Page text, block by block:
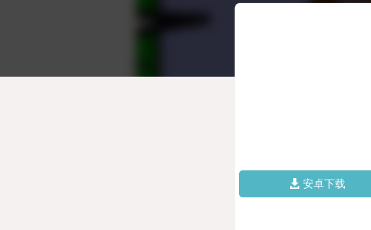
安卓下载